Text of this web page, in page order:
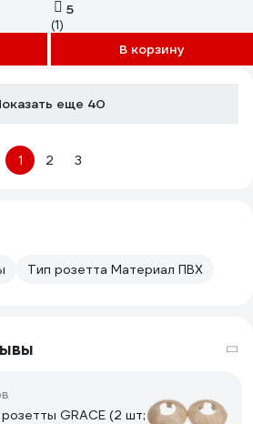
ОТ16-22-Ф2 268 КЛН СЕР
5
(1)
В корзину
еще 40
1 2 3
Тип розетта Материал ПВХ
GRACE (2 шт;